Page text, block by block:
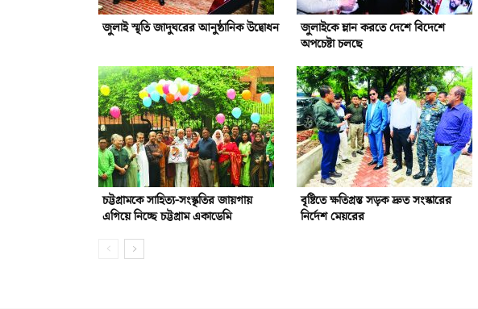
জুলাই স্মৃতি জাদুঘরের আনুষ্ঠানিক উদ্বোধন
জুলাইকে ম্লান করতে দেশে বিদেশে
অপচেষ্টা চলছে
চট্টগ্রামকে সাহিত্য-সংস্কৃতির জায়গায়
এগিয়ে নিচ্ছে চট্টগ্রাম একাডেমি
বৃষ্টিতে ক্ষতিগ্রস্ত সড়ক দ্রুত সংস্কারের
নির্দেশ মেয়রের